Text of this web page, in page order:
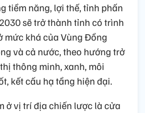
tiềm năng, lợi thế, tỉnh phấn
sẽ trở thành tỉnh có trình
mức khá của Vùng Đồng
và cả nước, theo hướng trở
thông minh, xanh, môi
kết cấu hạ tầng hiện đại.
ở vị trí địa chiến lược là cửa